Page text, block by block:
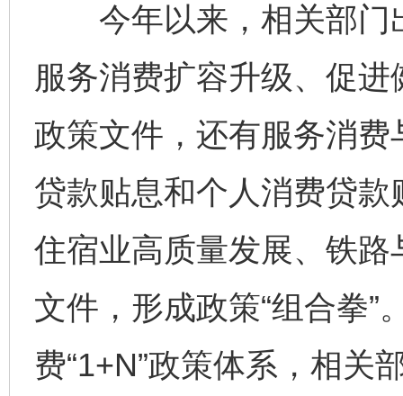
今年以来，相关部门
服务消费扩容升级、促
政策文件，还有服务消
贷款贴息和个人消费贷
住宿业高质量发展、铁
文件，形成政策“组合拳
费“1+N”政策体系，相关